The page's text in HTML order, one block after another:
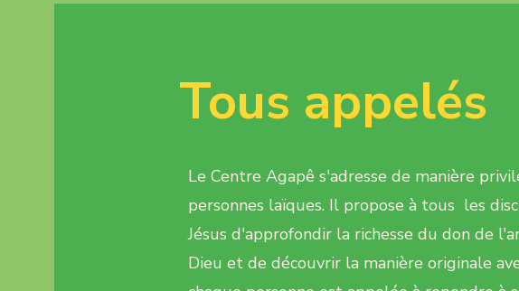
Tous appelés
Le Centre Agapê s'adresse de manière
personnes laïques. Il propose à tous les
Jésus d'approfondir la richesse du don de
Dieu et de découvrir la manière originale